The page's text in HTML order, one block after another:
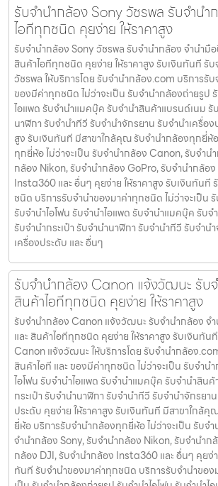
รับจำนำกล้อง Sony วัชรพล รับจํานํา
ไอทีทุกชนิด คุยง่าย ให้ราคาสูง
รับจำนำกล้อง Sony วัชรพล รับจํานํากล้อง จำนำมื
สินค้าไอทีทุกชนิด คุยง่าย ให้ราคาสูง รับเงินทันที รั
วัชรพล ให้บริการโดย รับจํานํากล้อง.com บริการรับ
ของมีค่าทุกชนิด ไม่ว่าจะเป็น รับจํานํากล้องถ่ายรูป
ไอแพด รับจํานําแมคบุ๊ค รับจํานําสินค้าแบรนด์เนม รั
นาฬิกา รับจํานําทีวี รับจํานําจักรยาน รับจํานําเครื่อง
สูง รับเงินทันที มีสาขาใกล้คุณ รับจำนำกล้องทุกยี่ห้
ทุกยี่ห้อ ไม่ว่าจะเป็น รับจำนำกล้อง Canon, รับจำน
กล้อง Nikon, รับจำนำกล้อง GoPro, รับจำนำกล้อ
Insta360 และ อื่นๆ คุยง่าย ให้ราคาสูง รับเงินทันที
ชนิด บริการรับจำนำของมาค่าทุกชนิด ไม่ว่าจะเป็น
รับจํานําไอโฟน รับจํานําไอแพด รับจํานําแมคบุ๊ค รับ
รับจํานํากระเป๋า รับจํานํานาฬิกา รับจํานําทีวี รับจํานํ
เครื่องประดับ และ อื่นๆ
รับจำนำกล้อง Canon แจ้งวัฒนะ รับ
สินค้าไอทีทุกชนิด คุยง่าย ให้ราคาสูง
รับจำนำกล้อง Canon แจ้งวัฒนะ รับจํานํากล้อง จ
และ สินค้าไอทีทุกชนิด คุยง่าย ให้ราคาสูง รับเงินทัน
Canon แจ้งวัฒนะ ให้บริการโดย รับจํานํากล้อง
สินค้าไอที และ ของมีค่าทุกชนิด ไม่ว่าจะเป็น รับจํานํ
ไอโฟน รับจํานําไอแพด รับจํานําแมคบุ๊ค รับจํานําสิน
กระเป๋า รับจํานํานาฬิกา รับจํานําทีวี รับจํานําจักรยา
ประดับ คุยง่าย ให้ราคาสูง รับเงินทันที มีสาขาใกล้
ยี่ห้อ บริการรับจำนำกล้องทุกยี่ห้อ ไม่ว่าจะเป็น รับจ
จำนำกล้อง Sony, รับจำนำกล้อง Nikon, รับจำนำก
กล้อง DJI, รับจำนำกล้อง Insta360 และ อื่นๆ คุยง่า
ทันที รับจำนำของมาค่าทุกชนิด บริการรับจำนำของ